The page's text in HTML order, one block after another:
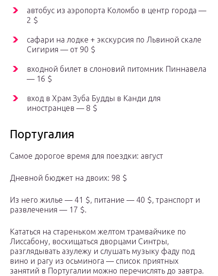
автобус из аэропорта Коломбо в центр города —
2 $
сафари на лодке + экскурсия по Львиной скале
Сигирия — от 90 $
входной билет в слоновий питомник Пиннавела
— 16 $
вход в Храм Зуба Будды в Канди для
иностранцев — 8 $
Португалия
Самое дорогое время для поездки: август
Дневной бюджет на двоих: 98 $
Из него жилье — 41 $, питание — 40 $, транспорт и
развлечения — 17 $.
Кататься на стареньком желтом трамвайчике по
Лиссабону, восхищаться дворцами Синтры,
разглядывать азулежу и слушать музыку фаду под
вино и рагу из осьминога — список приятных
занятий в Португалии можно перечислять до завтра.